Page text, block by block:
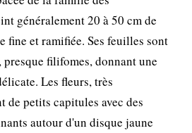
généralement 20 à 50 cm de
fine et ramifiée. Ses feuilles sont
presque filifomes, donnant une
Les fleurs, très
de petits capitules avec des
autour d'un disque jaune